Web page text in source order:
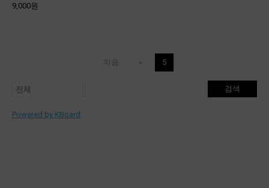
9,000원
처음 « 5
검색
Powered by KBoard